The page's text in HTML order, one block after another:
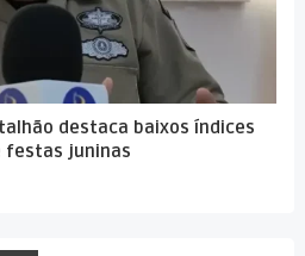
destaca baixos índices
festas juninas